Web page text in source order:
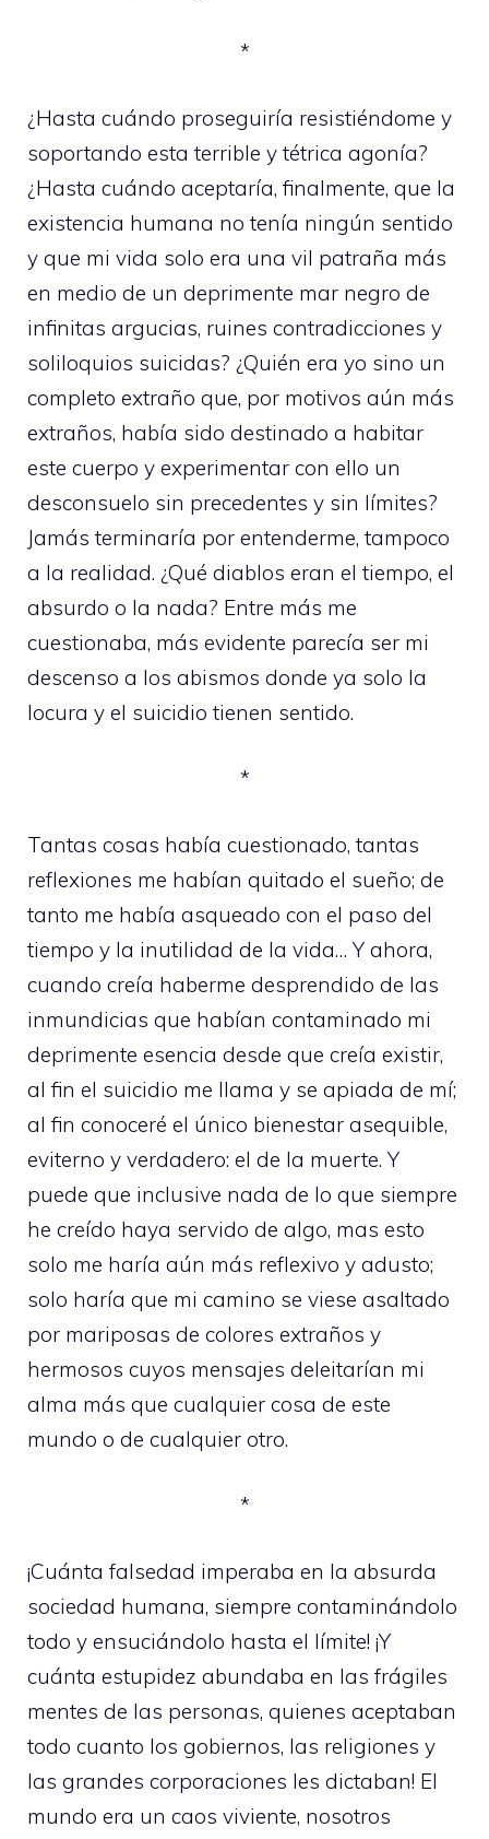
*
¿Hasta cuándo proseguiría resistiéndome y
soportando esta terrible y tétrica agonía?
¿Hasta cuándo aceptaría, finalmente, que la
existencia humana no tenía ningún sentido
y que mi vida solo era una vil patraña más
en medio de un deprimente mar negro de
infinitas argucias, ruines contradicciones y
soliloquios suicidas? ¿Quién era yo sino un
completo extraño que, por motivos aún más
extraños, había sido destinado a habitar
este cuerpo y experimentar con ello un
desconsuelo sin precedentes y sin límites?
Jamás terminaría por entenderme, tampoco
a la realidad. ¿Qué diablos eran el tiempo, el
absurdo o la nada? Entre más me
cuestionaba, más evidente parecía ser mi
descenso a los abismos donde ya solo la
locura y el suicidio tienen sentido.
*
Tantas cosas había cuestionado, tantas
reflexiones me habían quitado el sueño; de
tanto me había asqueado con el paso del
tiempo y la inutilidad de la vida… Y ahora,
cuando creía haberme desprendido de las
inmundicias que habían contaminado mi
deprimente esencia desde que creía existir,
al fin el suicidio me llama y se apiada de mí;
al fin conoceré el único bienestar asequible,
eviterno y verdadero: el de la muerte. Y
puede que inclusive nada de lo que siempre
he creído haya servido de algo, mas esto
solo me haría aún más reflexivo y adusto;
solo haría que mi camino se viese asaltado
por mariposas de colores extraños y
hermosos cuyos mensajes deleitarían mi
alma más que cualquier cosa de este
mundo o de cualquier otro.
*
¡Cuánta falsedad imperaba en la absurda
sociedad humana, siempre contaminándolo
todo y ensuciándolo hasta el límite! ¡Y
cuánta estupidez abundaba en las frágiles
mentes de las personas, quienes aceptaban
todo cuanto los gobiernos, las religiones y
las grandes corporaciones les dictaban! El
mundo era un caos viviente, nosotros